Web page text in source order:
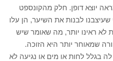
יוצא דופן. חלק מהקונספט
לבנות את השיער, הן עלו
ראינו יותר, מה שאומר שיש
שמאוחר יותר היא הזוכה.
בגלל לחות או מים או נגיעה לא